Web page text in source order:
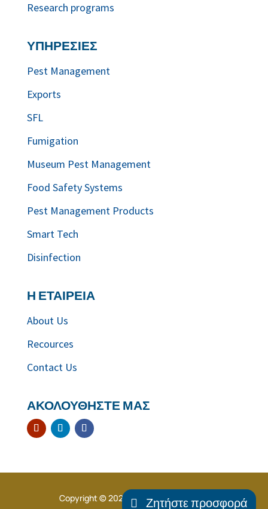
Research programs
ΥΠΗΡΕΣΙΕΣ
Pest Management
Exports
SFL
Fumigation
Museum Pest Management
Food Safety Systems
Pest Management Products
Smart Tech
Disinfection
Η ΕΤΑΙΡΕΙΑ
About Us
Recources
Contact Us
ΑΚΟΛΟΥΘΗΣΤΕ ΜΑΣ
Copyright © 2026. All Rights Reserved.
Ζητήστε προσφορά